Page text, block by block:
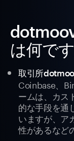
は何で
取引所
Coinbase、
ームは、カス
的な手段を通
いますが、ア
性があるなど